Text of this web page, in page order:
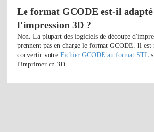
Le format GCODE est-il adapté
l'impression 3D ?
Non. La plupart des logiciels de découpe
prennent pas en charge le format GCODE. Il est
convertir votre Fichier GCODE au format STL
l'imprimer en 3D.